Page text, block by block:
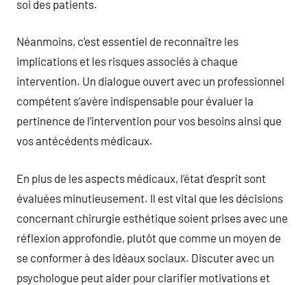
soi des patients.
Néanmoins, c’est essentiel de reconnaître les
implications et les risques associés à chaque
intervention. Un dialogue ouvert avec un professionnel
compétent s’avère indispensable pour évaluer la
pertinence de l’intervention pour vos besoins ainsi que
vos antécédents médicaux.
En plus de les aspects médicaux, l’état d’esprit sont
évaluées minutieusement. Il est vital que les décisions
concernant chirurgie esthétique soient prises avec une
réflexion approfondie, plutôt que comme un moyen de
se conformer à des idéaux sociaux. Discuter avec un
psychologue peut aider pour clarifier motivations et